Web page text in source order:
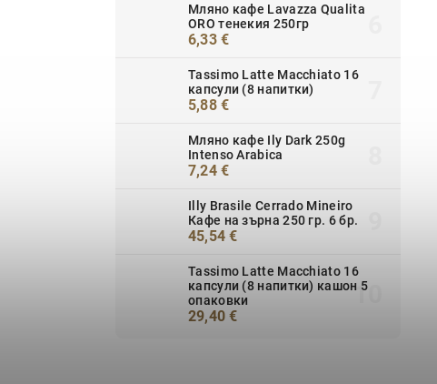
Мляно кафе Lavazza Qualita
ORO тенекия 250гр
6,33 €
Tassimo Latte Macchiato 16
капсули (8 напитки)
5,88 €
Мляно кафе Ily Dark 250g
Intenso Arabica
7,24 €
Illy Brasile Cerrado Mineiro
Кафе на зърна 250 гр. 6 бр.
45,54 €
Tassimo Latte Macchiato 16
капсули (8 напитки) кашон 5
опаковки
29,40 €